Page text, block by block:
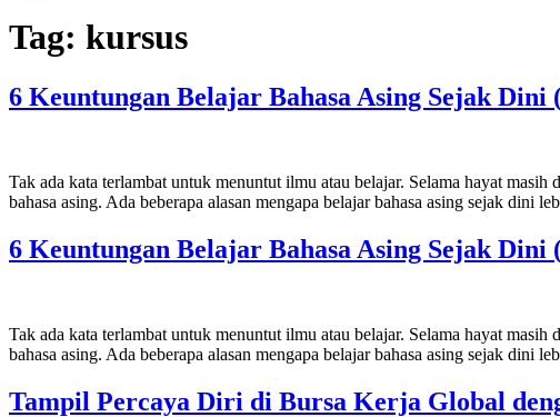
Tag: kursus
6 Keuntungan Belajar Bahasa Asing Sejak Dini
Tak ada kata terlambat untuk menuntut ilmu atau belajar. Selama hayat
bahasa asing. Ada beberapa alasan mengapa belajar bahasa asing sejak
6 Keuntungan Belajar Bahasa Asing Sejak Dini
Tak ada kata terlambat untuk menuntut ilmu atau belajar. Selama hayat
bahasa asing. Ada beberapa alasan mengapa belajar bahasa asing sejak
Tampil Percaya Diri di Bursa Kerja Global